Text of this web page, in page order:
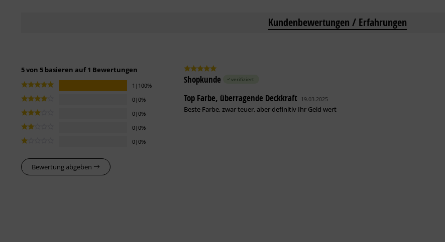
Kundenbewertungen / Erfahrungen
5 von 5 basieren auf 1 Bewertungen
1|100%
0|0%
0|0%
0|0%
0|0%
Bewertung abgeben
Shopkunde verifiziert
Top Farbe, überragende Deckkraft 19.03.2025
Beste Farbe, zwar teuer, aber definitiv Ihr Geld wert